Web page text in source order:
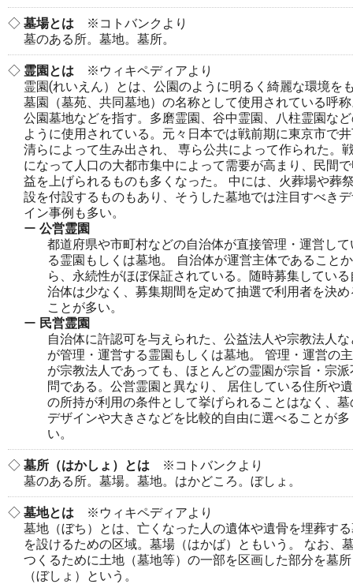
墓場とは ※コトバンクより
墓のある所。墓地。墓所。
霊園とは ※ウィキペディアより
霊園(れいえん）とは、公園のように明るく綺麗な環境を
墓園（墓苑、共同墓地）の名称として使用されている呼
公園墓地などを指す。多磨霊園、谷中霊園、八柱霊園な
ように使用されている。元々日本では戦前期に東京市で
清らによって生み出され、 専ら公共によって作られた。
になって人口の大都市集中によって需要が高まり、民間
益を上げられるものも多くなった。 中には、火葬場や葬
設を付設するものもあり、そうした墓地では注目すべき
イン事例も多い。
公営霊園
都道府県や市町村などの自治体が直接管理・運営して
る霊園もしくは墓地。 自治体が運営主体であることか
ら、永続性がほぼ保証されている。随時募集している
治体は少なく、募集期間を定めて抽選で利用者を決め
ことが多い。
民営霊園
自治体に許認可を与えられた、公益法人や宗教法人な
が管理・運営する霊園もしくは墓地。 管理・運営の
が宗教法人であっても、ほとんどの霊園が宗旨・宗派
問である。公営霊園と異なり、 居住している住所や
の所持が利用の条件として挙げられることはなく、墓
デザインや大きさなどを比較的自由に選べることが多
い。
墓所（はかしょ）とは ※コトバンクより
墓のある所。墓場。墓地。はかどころ。ぼしょ。
墓地とは ※ウィキペディアより
墓地（ぼち）とは、亡くなった人の遺体や遺骨を埋葬す
を設けるための区域。墓場（はかば）ともいう。 なお、
つくるために土地（墓地等）の一部を区画した部分を墓所
（ぼしょ）という。